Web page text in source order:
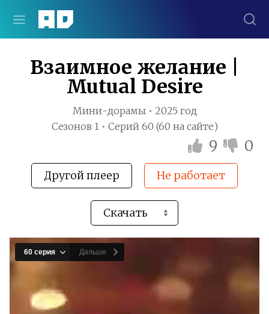
Взаимное желание |
Mutual Desire
Мини-дорамы • 2025 год
Сезонов 1 • Серий 60 (60 на сайте)
9 0
Другой плеер Не работает